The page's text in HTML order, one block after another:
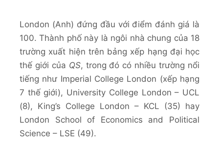
London (Anh) đứng đầu với điểm đánh giá là
100. Thành phố này là ngôi nhà chung của 18
trường xuất hiện trên bảng xếp hạng đại học
thế giới của QS, trong đó có nhiều trường nổi
tiếng như Imperial College London (xếp hạng
7 thế giới), University College London – UCL
(8), King’s College London – KCL (35) hay
London School of Economics and Political
Science – LSE (49).